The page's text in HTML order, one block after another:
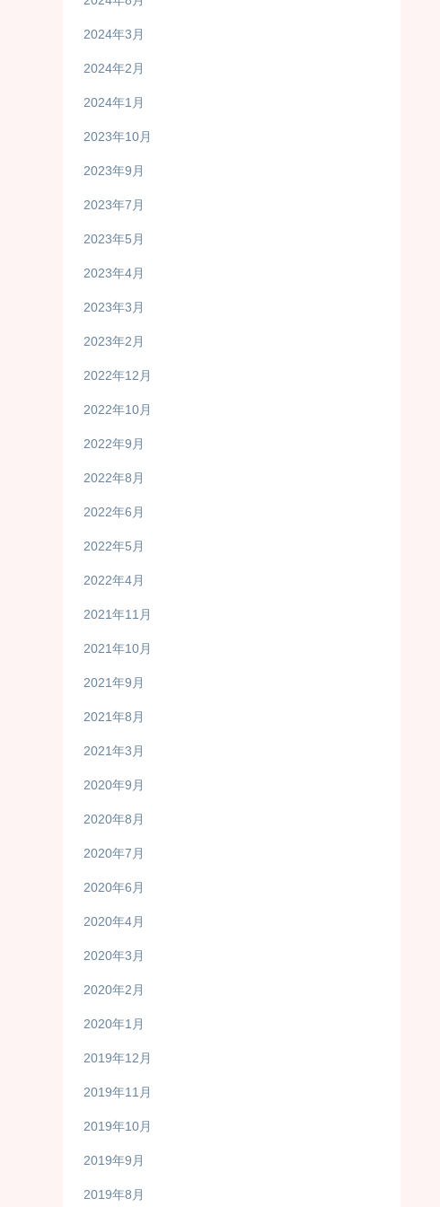
2024年3月
2024年2月
2024年1月
2023年10月
2023年9月
2023年7月
2023年5月
2023年4月
2023年3月
2023年2月
2022年12月
2022年10月
2022年9月
2022年8月
2022年6月
2022年5月
2022年4月
2021年11月
2021年10月
2021年9月
2021年8月
2021年3月
2020年9月
2020年8月
2020年7月
2020年6月
2020年4月
2020年3月
2020年2月
2020年1月
2019年12月
2019年11月
2019年10月
2019年9月
2019年8月